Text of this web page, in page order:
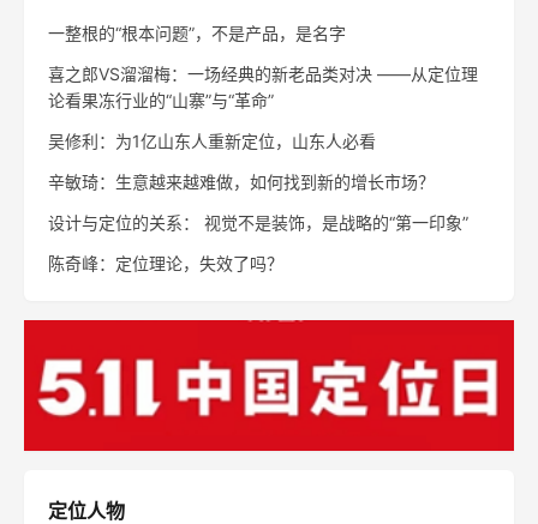
一整根的“根本问题”，不是产品，是名字
喜之郎VS溜溜梅：一场经典的新老品类对决 ——从定位理
论看果冻行业的“山寨”与“革命”
吴修利：为1亿山东人重新定位，山东人必看
辛敏琦：生意越来越难做，如何找到新的增长市场？
设计与定位的关系： 视觉不是装饰，是战略的“第一印象”
陈奇峰：定位理论，失效了吗？
定位人物